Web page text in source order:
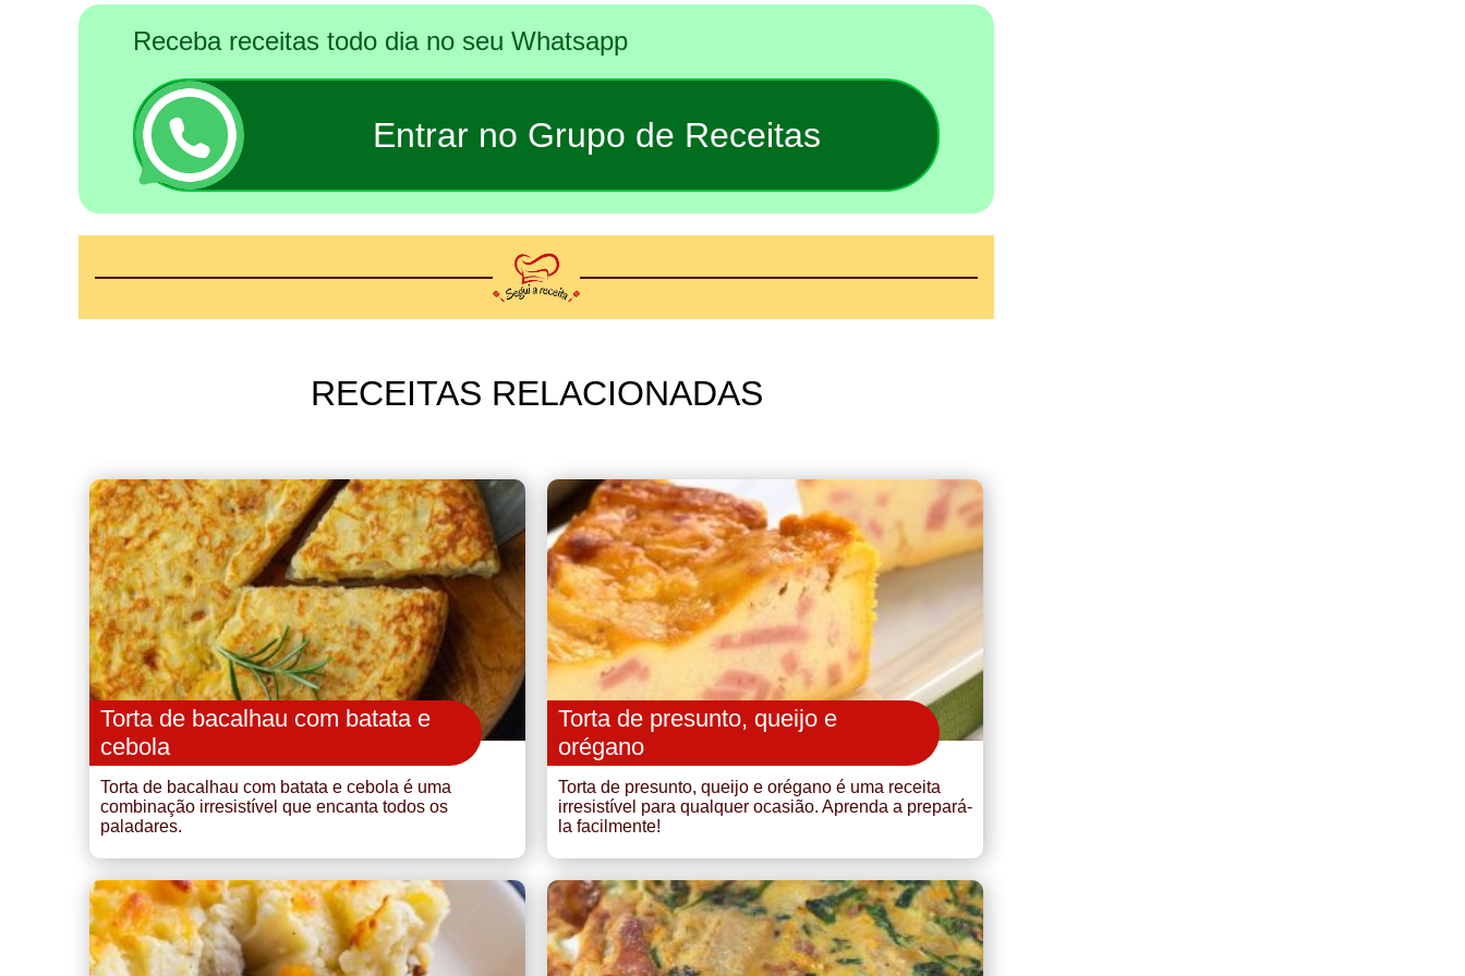
Receba receitas todo dia no seu Whatsapp
Entrar no Grupo de Receitas
RECEITAS RELACIONADAS
Torta de bacalhau com batata e
cebola
Torta de bacalhau com batata e cebola é uma
combinação irresistível que encanta todos os
paladares.
Torta de presunto, queijo e
orégano
Torta de presunto, queijo e orégano é uma receita
irresistível para qualquer ocasião. Aprenda a prepará-
la facilmente!